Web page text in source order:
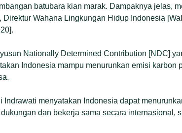
batubara kian marak. Dampaknya jelas,
Direktur Wahana Lingkungan Hidup Indonesia
Nationally Determined Contribution [NDC]
Indonesia mampu menurunkan emisi karbon
Indrawati menyatakan Indonesia dapat
dan bekerja sama secara internasional,